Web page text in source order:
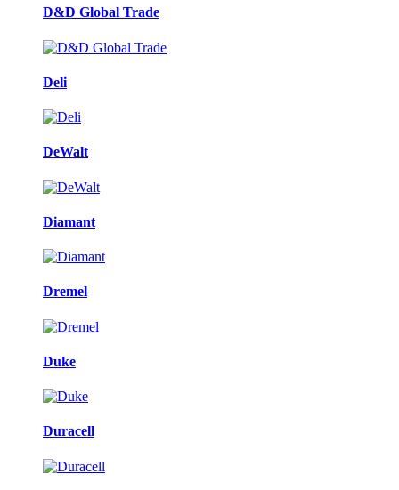
D&D Global Trade
Deli
DeWalt
Diamant
Dremel
Duke
Duracell